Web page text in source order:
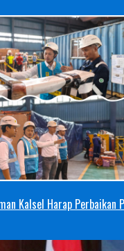
Kalsel Harap Perbaikan